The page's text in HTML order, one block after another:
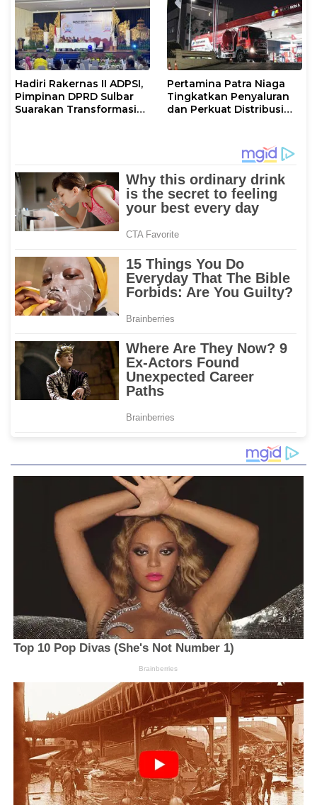
Hadiri Rakernas II ADPSI,
Pimpinan DPRD Sulbar
Suarakan Transformasi
Pertamina Patra Niaga
Tingkatkan Penyaluran
dan Perkuat Distribusi